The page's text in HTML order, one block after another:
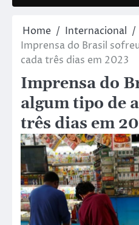
Home
Internacional
Imprensa do Brasil
cada três dias em 2023
Imprensa do
algum tipo de
três dias em